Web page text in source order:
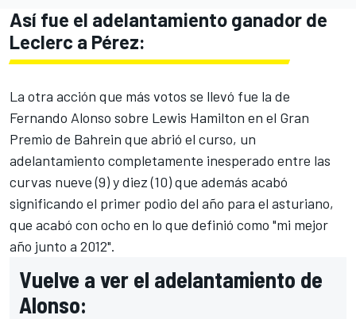
Así fue el adelantamiento ganador de
Leclerc a Pérez:
La otra acción que más votos se llevó fue la de
Fernando Alonso sobre Lewis Hamilton en el Gran
Premio de Bahrein que abrió el curso, un
adelantamiento completamente inesperado entre las
curvas nueve (9) y diez (10) que además acabó
significando el primer podio del año para el asturiano,
que acabó con ocho en lo que definió como "mi mejor
año junto a 2012".
Vuelve a ver el adelantamiento de
Alonso: